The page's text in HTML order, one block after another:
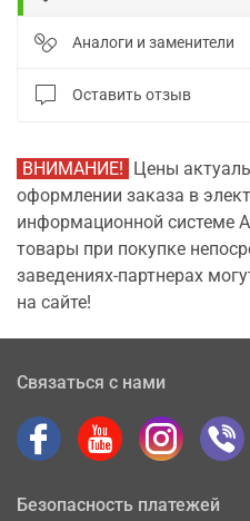
Аналоги и заменители
Оставить отзыв
ВНИМАНИЕ! Цены
оформлении заказа в
информационной системе
товары при покупке
заведениях-партнерах
на сайте!
Связаться с нами
Безопасность платежей